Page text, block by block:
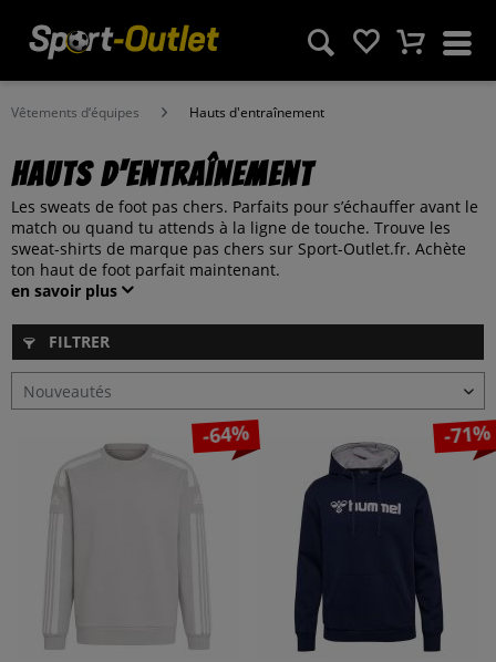
Vêtements d‘équipes Hauts d'entraînement
Hauts d'entraînement
Les sweats de foot pas chers. Parfaits pour s’échauffer avant le
match ou quand tu attends à la ligne de touche. Trouve les
sweat-shirts de marque pas chers sur Sport-Outlet.fr. Achète
ton haut de foot parfait maintenant.
en savoir plus
FILTRER
-64% -71%